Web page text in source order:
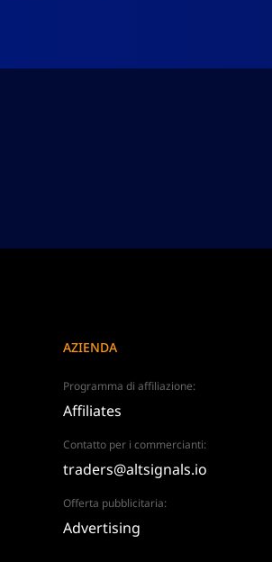
AZIENDA
Programma di affiliazione:
Affiliates
Contatto per i commercianti:
traders@altsignals.io
Offerta pubblicitaria:
Advertising